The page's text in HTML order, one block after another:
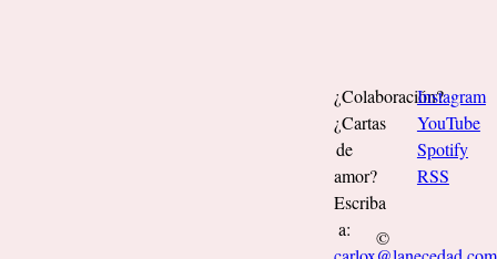
¿Colaboración?
¿Cartas
de
amor?
Escriba
a:
Instagram
YouTube
Spotify
RSS
©